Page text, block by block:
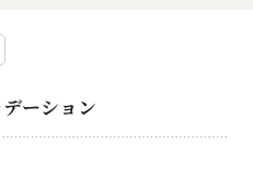
ーション